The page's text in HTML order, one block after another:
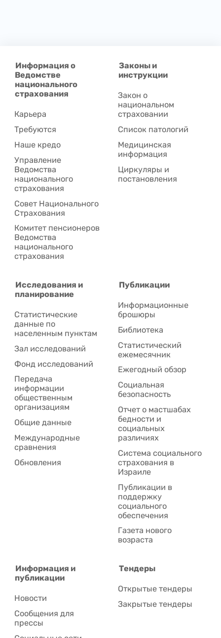
Информация о
Ведомстве
национального
страхования
Карьера
Требуются
Наше кредо
Управление
Ведомства
национального
страхования
Совет Национального
Cтрахования
Комитет пенсионеров
Ведомства
национального
страхования
Законы и
инструкции
Закон о
национальном
страховании
Список патологий
Медицинская
информация
Циркуляры и
постановления
Исследования и
планирование
Статистические
данные по
населенным пунктам
Зал исследований
Фонд исследований
Передача
информации
общественным
организациям
Общие данные
Международные
сравнения
Обновления
Публикации
Информационные
брошюры
Библиотека
Статистический
ежемесячник
Ежегодный обзор
Социальная
безопасность
Отчет о мастшабах
бедности и
социальных
различиях
Система социального
страхования в
Израиле
Публикации в
поддержку
социального
обеспечения
Газета нового
возраста
Информация и
публикации
Новости
Сообщения для
прессы
Тендеры
Открытые тендеры
Закрытые тендеры